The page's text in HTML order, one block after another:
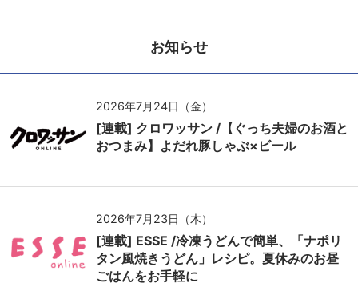
お知らせ
2026年7月24日（金）
[連載] クロワッサン /【ぐっち夫婦のお酒と
おつまみ】よだれ豚しゃぶ×ビール
2026年7月23日（木）
[連載] ESSE /冷凍うどんで簡単、「ナポリ
タン風焼きうどん」レシピ。夏休みのお昼
ごはんをお手軽に